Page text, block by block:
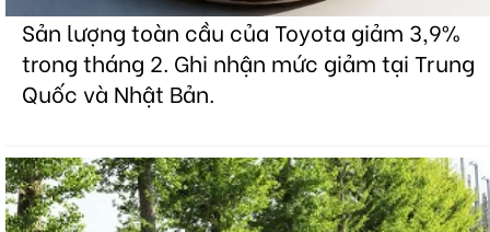
Sản lượng toàn cầu của Toyota giảm 3,9%
trong tháng 2. Ghi nhận mức giảm tại Trung
Quốc và Nhật Bản.